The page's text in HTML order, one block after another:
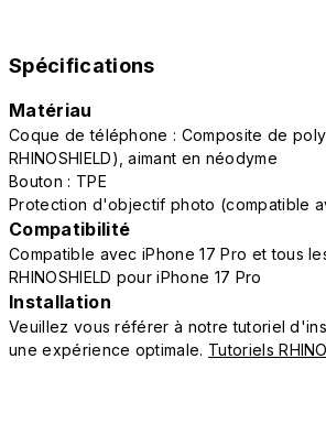
Spécifications
Matériau
Coque de téléphone : Composite de
RHINOSHIELD), aimant en néodyme
Bouton : TPE
Protection d'objectif photo (compatible
Compatibilité
Compatible avec iPhone 17 Pro et tous
RHINOSHIELD pour iPhone 17 Pro
Installation
Veuillez vous référer à notre tutoriel
une expérience optimale. Tutoriels